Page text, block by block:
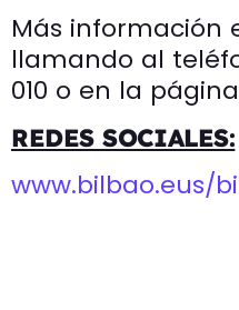
Más información
llamando al
010 o en la página
REDES SOCIALES:
www.bilbao.eus/